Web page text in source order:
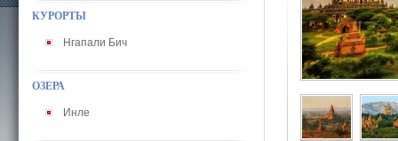
КУРОРТЫ
Нгапали Бич
ОЗЕРА
Инле